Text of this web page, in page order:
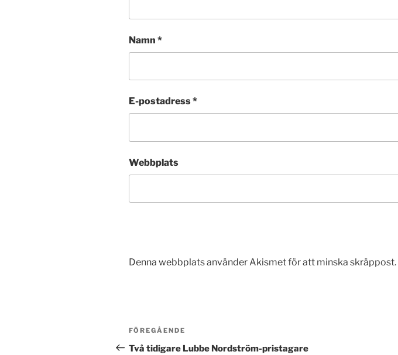
Namn *
E-postadress*
Webbplats
Denna webbplats använder Akismet för att minska skräppost.
Inläggsnavigering
Föregående
inlägg
FÖREGÅENDE
Två tidigare Lubbe Nordström-pristagare